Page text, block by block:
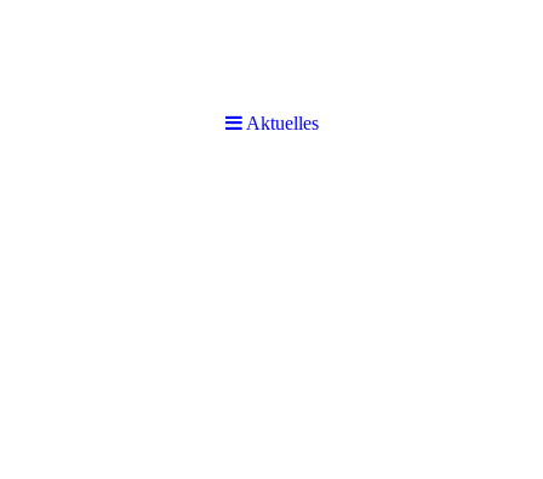
Aktuelles